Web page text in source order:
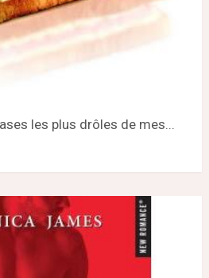
les plus drôles de mes...